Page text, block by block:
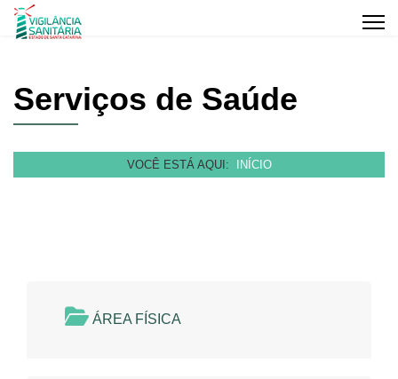
Serviços de Saúde
VOCÊ ESTÁ AQUI: INÍCIO
ÁREA FÍSICA